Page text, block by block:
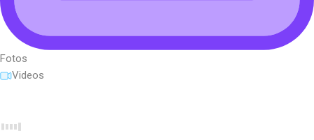
Fotos
Videos